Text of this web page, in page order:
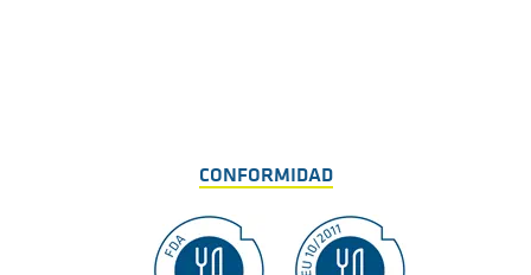
CONFORMIDAD